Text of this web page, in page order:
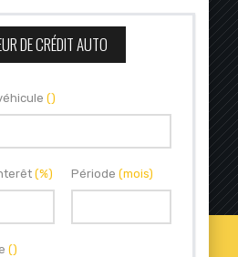
DE CRÉDIT AUTO
()
(%) Période (mois)
()